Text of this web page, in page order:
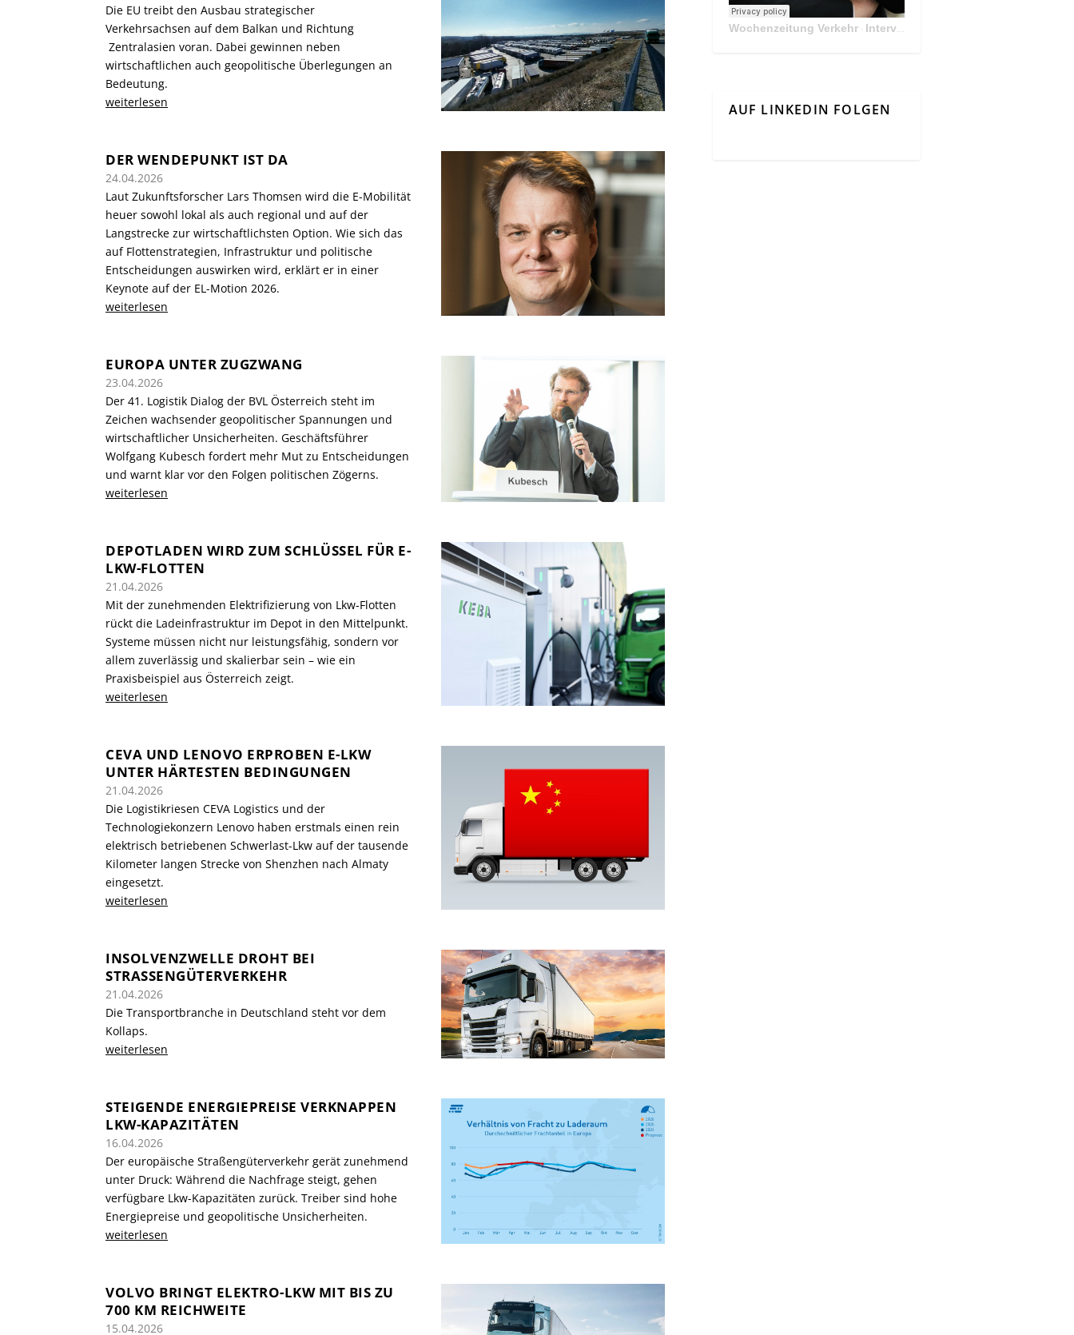
Die EU treibt den Ausbau strategischer
Verkehrsachsen auf dem Balkan und Richtung
Zentralasien voran. Dabei gewinnen neben
wirtschaftlichen auch geopolitische Überlegungen an
Bedeutung.
weiterlesen
DER WENDEPUNKT IST DA
24.04.2026
Laut Zukunftsforscher Lars Thomsen wird die E-Mobilität
heuer sowohl lokal als auch regional und auf der
Langstrecke zur wirtschaftlichsten Option. Wie sich das
auf Flottenstrategien, Infrastruktur und politische
Entscheidungen auswirken wird, erklärt er in einer
Keynote auf der EL-Motion 2026.
weiterlesen
EUROPA UNTER ZUGZWANG
23.04.2026
Der 41. Logistik Dialog der BVL Österreich steht im
Zeichen wachsender geopolitischer Spannungen und
wirtschaftlicher Unsicherheiten. Geschäftsführer
Wolfgang Kubesch fordert mehr Mut zu Entscheidungen
und warnt klar vor den Folgen politischen Zögerns.
weiterlesen
DEPOTLADEN WIRD ZUM SCHLÜSSEL FÜR E-
LKW-FLOTTEN
21.04.2026
Mit der zunehmenden Elektrifizierung von Lkw-Flotten
rückt die Ladeinfrastruktur im Depot in den Mittelpunkt.
Systeme müssen nicht nur leistungsfähig, sondern vor
allem zuverlässig und skalierbar sein – wie ein
Praxisbeispiel aus Österreich zeigt.
weiterlesen
CEVA UND LENOVO ERPROBEN E-LKW
UNTER HÄRTESTEN BEDINGUNGEN
21.04.2026
Die Logistikriesen CEVA Logistics und der
Technologiekonzern Lenovo haben erstmals einen rein
elektrisch betriebenen Schwerlast-Lkw auf der tausende
Kilometer langen Strecke von Shenzhen nach Almaty
eingesetzt.
weiterlesen
INSOLVENZWELLE DROHT BEI
STRASSENGÜTERVERKEHR
21.04.2026
Die Transportbranche in Deutschland steht vor dem
Kollaps.
weiterlesen
STEIGENDE ENERGIEPREISE VERKNAPPEN
LKW-KAPAZITÄTEN
16.04.2026
Der europäische Straßengüterverkehr gerät zunehmend
unter Druck: Während die Nachfrage steigt, gehen
verfügbare Lkw-Kapazitäten zurück. Treiber sind hohe
Energiepreise und geopolitische Unsicherheiten.
weiterlesen
VOLVO BRINGT ELEKTRO-LKW MIT BIS ZU
700 KM REICHWEITE
15.04.2026
Wochenzeitung Verkehr· Interview Mit Andreas Matthä, CEO der ÖBB Holding
AUF LINKEDIN FOLGEN